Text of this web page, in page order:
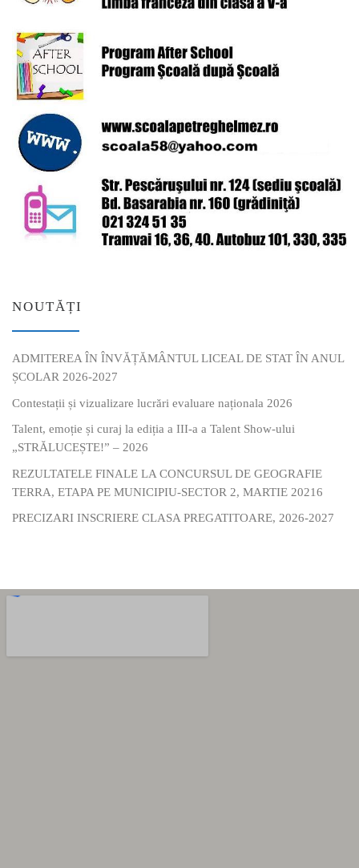
NOUTĂȚI
ADMITEREA ÎN ÎNVĂȚĂMÂNTUL LICEAL DE STAT ÎN ANUL
ȘCOLAR 2026-2027
Contestații și vizualizare lucrări evaluare naționala 2026
Talent, emoție și curaj la ediția a III-a a Talent Show-ului
„STRĂLUCEȘTE!” – 2026
REZULTATELE FINALE LA CONCURSUL DE GEOGRAFIE
TERRA, ETAPA PE MUNICIPIU-SECTOR 2, MARTIE 20216
PRECIZARI INSCRIERE CLASA PREGATITOARE, 2026-2027